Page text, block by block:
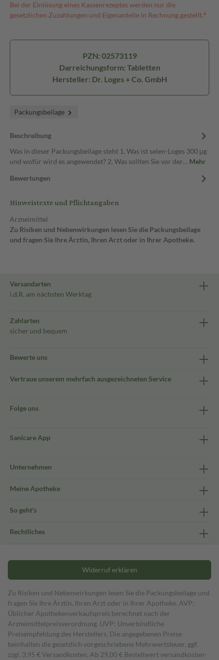
Bei der Einlösung eines Kassenrezeptes werden nur die
gesetzlichen Zuzahlungen und Eigenanteile in Rechnung gestellt.⁴
PZN: 02573119
Darreichungsform: Tabletten
Hersteller: Dr. Loges + Co. GmbH
Packungsbeilage
Beschreibung
Was in dieser Packungsbeilage steht 1. Was ist selen-Loges 300 μg
und wofür wird es angewendet? 2. Was sollten Sie vor der… Mehr
Bewertungen
Hinweistexte und Pflichtangaben
Arzneimittel
Zu Risiken und Nebenwirkungen lesen Sie die Packungsbeilage
und fragen Sie Ihre Ärztin, Ihren Arzt oder in Ihrer Apotheke.
Versandarten
i.d.R. am nächsten Werktag
Zahlarten
sicher und bequem
Bewerte uns
Vertraue unserem mehrfach ausgezeichneten Service
Folge uns
Sanicare App
Unternehmen
Meine Apotheke
So geht's
Rechtliches
Widerruf erklären
Zu Risiken und Nebenwirkungen lesen Sie die Packungsbeilage und
fragen Sie Ihre Ärztin, Ihren Arzt oder in Ihrer Apotheke. AVP:
Üblicher Apothekenverkaufspreis berechnet nach der
Arzneimittelpreisverordnung. UVP: Unverbindliche
Preisempfehlung des Herstellers. Die angegebenen Preise
beinhalten die gesetzlich vorgeschriebene Mehrwertsteuer, ggf.
zzgl. 3,95 € Versandkosten. Ab 29,00 € Bestell­wert versand­kosten­